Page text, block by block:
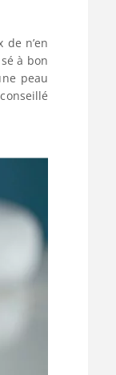
n’en
à bon
peau